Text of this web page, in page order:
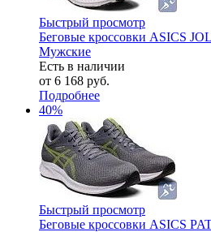
Быстрый просмотр
Беговые кроссовки ASICS
Мужские
Есть в наличии
от 6 168 руб.
Подробнее
40%
Быстрый просмотр
Беговые кроссовки ASICS